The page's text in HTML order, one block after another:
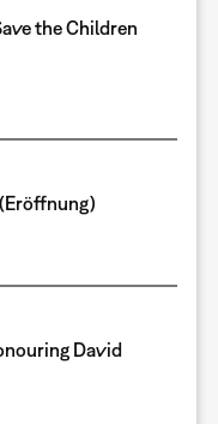
the Children
David